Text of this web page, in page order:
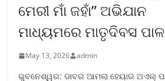
ମେରୀ ମାଁ ଜହାଁ” ଅଭିଯାନ
ମାଧ୍ୟମରେ ମାତୃଦିବସ
May 13, 2026 admin
ଭୁବନେଶ୍ୱର: ଡାବର ଆମଲା ହେୟାର ଅଏଲ୍